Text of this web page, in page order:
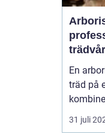
och
En
träd på
en stad
31 juli